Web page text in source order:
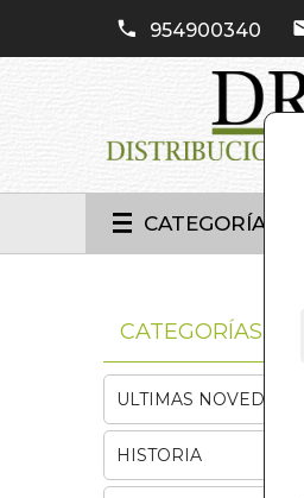
954900340
CATEGORÍAS
CATEGORÍAS
ULTIMAS NOVEDADES
HISTORIA